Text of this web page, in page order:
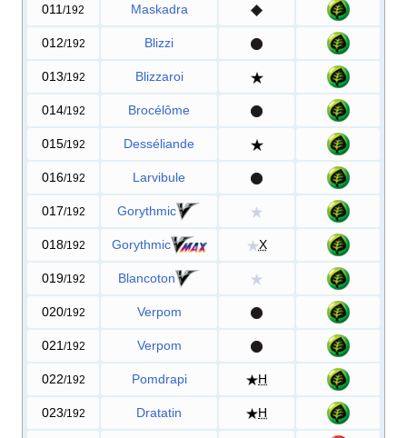
011 /192 Maskadra
012/192 Blizzi
013/192 Blizzaroi
014/192 Brocélôme
015/192 Desséliande
016/192 Larvibule
017/192 Gorythmic
018/192 Gorythmic X
019/192 Blancoton
020/192 Verpom
021 /192 Verpom
022/192 Pomdrapi H
023/192 Dratatin H